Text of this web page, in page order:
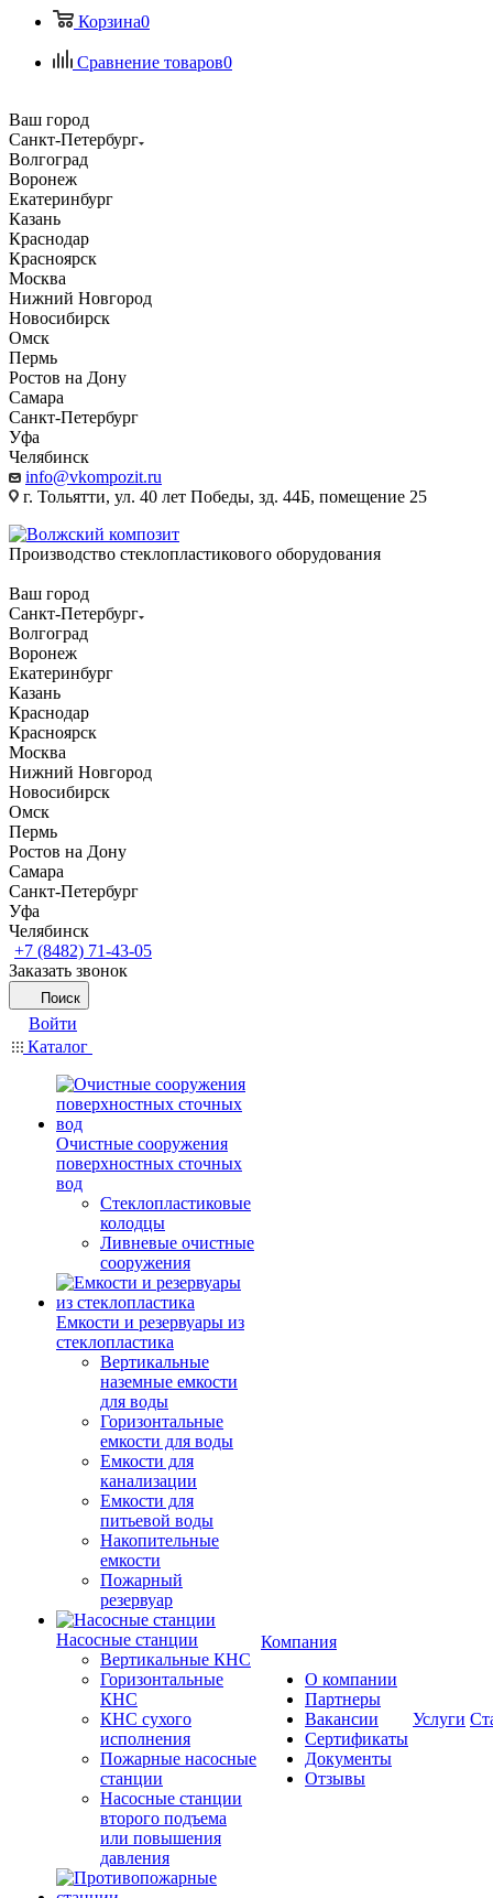
Корзина0
Сравнение товаров0
Ваш город
Санкт-Петербург
Волгоград
Воронеж
Екатеринбург
Казань
Краснодар
Красноярск
Москва
Нижний Новгород
Новосибирск
Омск
Пермь
Ростов на Дону
Самара
Санкт-Петербург
Уфа
Челябинск
info@vkompozit.ru
г. Тольятти, ул. 40 лет Победы, зд. 44Б, помещение 25
Производство стеклопластикового оборудования
Ваш город
Санкт-Петербург
Волгоград
Воронеж
Екатеринбург
Казань
Краснодар
Красноярск
Москва
Нижний Новгород
Новосибирск
Омск
Пермь
Ростов на Дону
Самара
Санкт-Петербург
Уфа
Челябинск
+7 (8482) 71-43-05
Заказать звонок
Поиск
Войти
Каталог
Очистные сооружения
поверхностных сточных
вод
Стеклопластиковые
колодцы
Ливневые очистные
сооружения
Емкости и резервуары из
стеклопластика
Вертикальные
наземные емкости
для воды
Горизонтальные
емкости для воды
Емкости для
канализации
Емкости для
питьевой воды
Накопительные
емкости
Пожарный
резервуар
Насосные станции
Вертикальные КНС
Горизонтальные
КНС
КНС сухого
исполнения
Пожарные насосные
станции
Насосные cтанции
второго подъема
или повышения
давления
Компания
О компании
Партнеры
Вакансии
Сертификаты
Документы
Отзывы
Услуги